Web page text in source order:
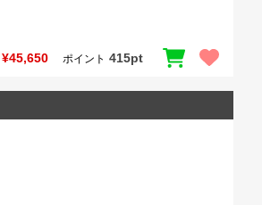
¥45,650 ポイント 415pt